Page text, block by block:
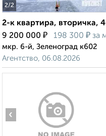
2/2
2-к квартира, вторичка,
9 200 000 ₽ 198 300 ₽ за
мкр. 6-й, Зеленоград к602
Агентство, 06.08.2026
‹